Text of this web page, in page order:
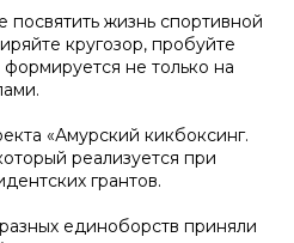
жизнь спортивной
кругозор, пробуйте
не только на
«Амурский кикбоксинг.
реализуется при
грантов.
единоборств приняли